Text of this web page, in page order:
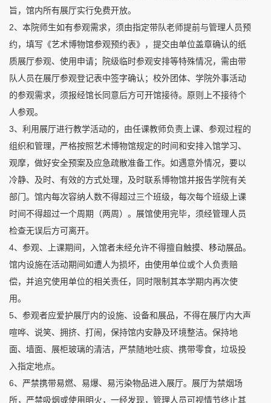
旨，馆内所有展厅实行免费开放。
2、本院师生如有参观需求，须由指定带队老师提前与管理人员预
约，填写《艺术博物馆参观预约表》，提交由单位盖章确认的纸
质展厅参观、使用申请；院级临时参观安排等特殊情况，需由带
队人员在展厅参观登记表中签字确认；校外团体、学院外事活动
的参观需求，须报经馆长同意后方可开馆接待。原则上不接待个
人参观。
3、利用展厅进行教学活动的，由任课教师负责上课、参观过程的
组织和管理，严格按照艺术博物馆规定的时间和安排入馆学习、
观摩，做好安全预案及应急疏散准备工作。如遇意外情况，要以
冷静、及时、有效的方式处理，及时联系博物馆并报告学院有关
部门。馆内每次容纳人数不得超过三个班级，每次每个班级上课
时间不得超过一个周期（两周）。展馆使用完毕，须经管理人员
检查无误后方可离开。
4、参观、上课期间，入馆者未经允许不得擅自触摸、移动展品。
馆内设施在活动期间如遭人为损坏，由使用单位或个人负责赔
偿，并追究使用单位的相关责任，同时限制其本学期内再次使
用。
5、参观者应爱护展厅内的设施、设备和展品，不得在展厅内大声
喧哗、说笑、拥挤、打闹，保持馆内安静及环境整洁。保持地
面、墙面、展柜玻璃的清洁，严禁随地吐痰、携带零食，垃圾投
入指定地点。
6、严禁携带易燃、易爆、易污染物品进入展厅。展厅为禁烟场
所，严禁吸烟或使用明火，一经发现，管理人员可视情节终止其